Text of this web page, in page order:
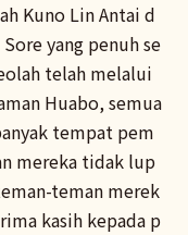
Kuno Lin Antai d
yang penuh se
telah melalui
Huabo, semua
tempat pem
mereka tidak lup
teman merek
kasih kepada p